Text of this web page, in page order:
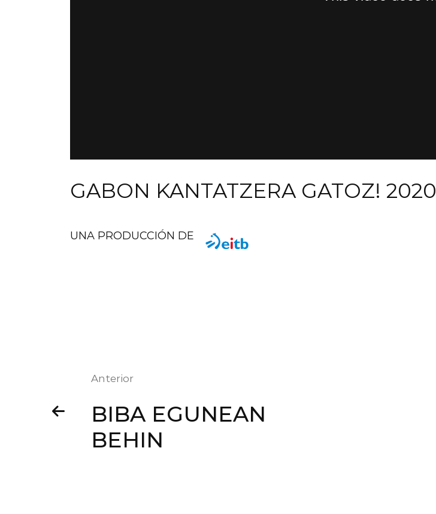
GABON KANTATZERA GATOZ! 2020
UNA PRODUCCIÓN DE
Anterior
BIBA EGUNEAN
BEHIN